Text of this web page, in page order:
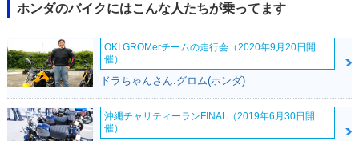
ホンダのバイクにはこんな人たちが乗ってます
OKI GROMerチームの走行会（2020年9月20日開
催）
ドラちゃんさん:グロム(ホンダ)
沖縄チャリティーランFINAL（2019年6月30日開
催）